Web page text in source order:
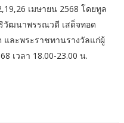
เมษายน 2568 โดยทูล
ฒนาพรรณวดี เสด็จทอด
และพระราชทานรางวัลแก่ผู้
เวลา 18.00-23.00 น.